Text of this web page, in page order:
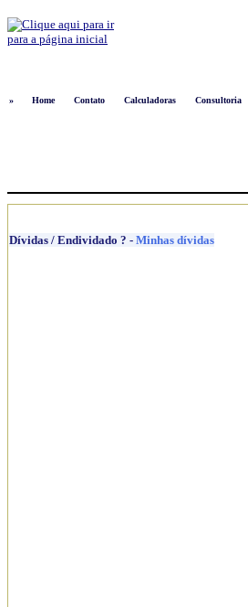
»
Home Contato Calculadoras Consultoria
Dívidas / Endividado ? - Minhas dívidas